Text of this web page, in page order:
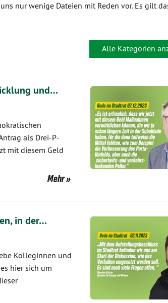
nur wenige Dateien mit Reden vor. Es gilt
Alle Kategorien
und…
als Drei-P-
mit diesem Geld
Mehr
in der…
Kolleginnen und
hier sich um